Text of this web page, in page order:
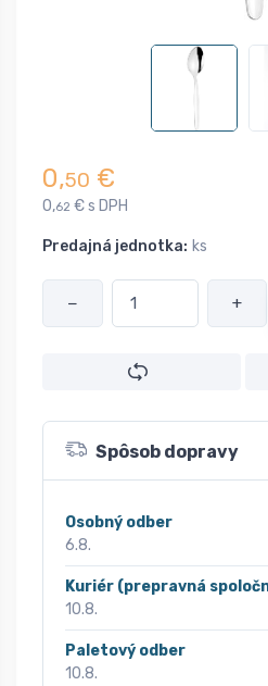
0,50 €
0,62 € s DPH
Predajná jednotka: ks
− +
Spôsob dopravy
Osobný odber
6.8.
Kuriér (prepravná
10.8.
Paletový odber
10.8.